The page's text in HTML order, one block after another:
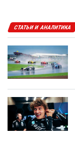
СТАТЬИ И АНАЛИТИКА